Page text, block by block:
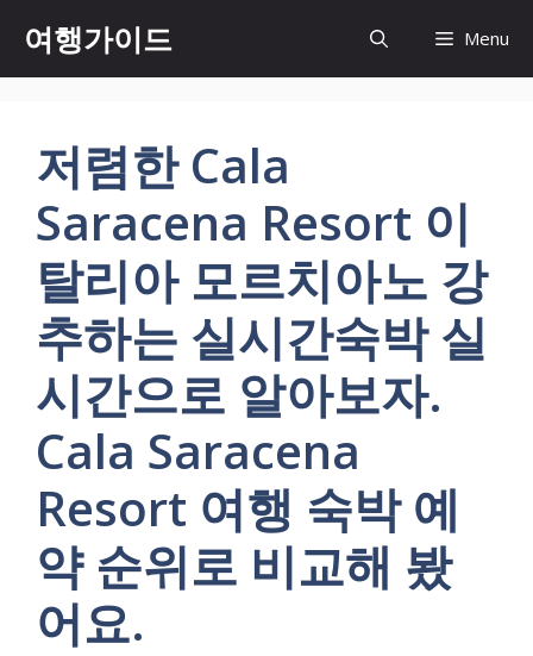
츠
여행가이드 Menu
저렴한 Cala
Saracena Resort 이
탈리아 모르치아노 강
추하는 실시간숙박 실
시간으로 알아보자.
Cala Saracena
Resort 여행 숙박 예
약 순위로 비교해 봤
어요.